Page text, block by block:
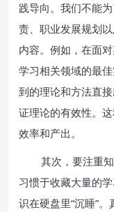
践导向。我们不能
责、职业发展规划
内容。例如，在面
学习相关领域的最
到的理论和方法直
证理论的有效性。
效率和产出。
其次，要注重
习惯于收藏大量的
识在硬盘里“沉睡”